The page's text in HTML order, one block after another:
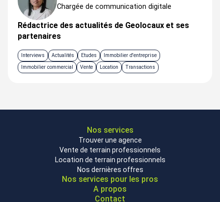
Chargée de communication digitale
Rédactrice des actualités de Geolocaux et ses
partenaires
Interviews Actualités Etudes
Immobilier d'entreprise
Immobilier commercial
Vente Location Transactions
Nos services
Trouver une agence
Vente de terrain professionnels
Location de terrain professionnels
Nos dernières offres
Nos services pour les pros
A propos
Contact